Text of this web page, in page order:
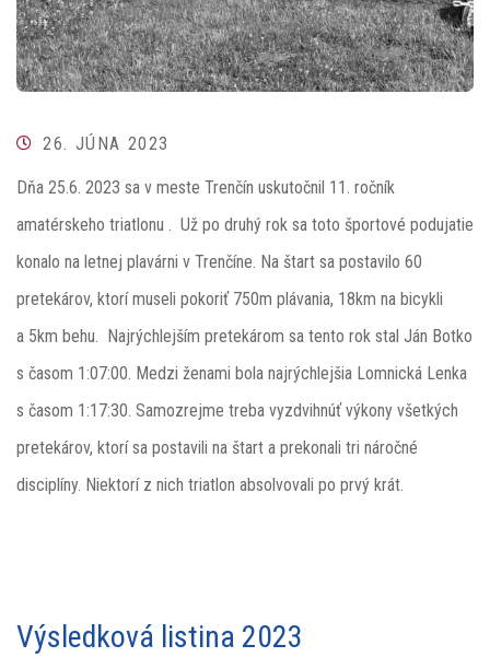
26. JÚNA 2023
Dňa 25.6. 2023 sa v meste Trenčín uskutočnil 11. ročník
amatérskeho triatlonu . Už po druhý rok sa toto športové podujatie
konalo na letnej plavárni v Trenčíne. Na štart sa postavilo 60
pretekárov, ktorí museli pokoriť 750m plávania, 18km na bicykli
a 5km behu. Najrýchlejším pretekárom sa tento rok stal Ján Botko
s časom 1:07:00. Medzi ženami bola najrýchlejšia Lomnická Lenka
s časom 1:17:30. Samozrejme treba vyzdvihnúť výkony všetkých
pretekárov, ktorí sa postavili na štart a prekonali tri náročné
disciplíny. Niektorí z nich triatlon absolvovali po prvý krát.
Výsledková listina 2023